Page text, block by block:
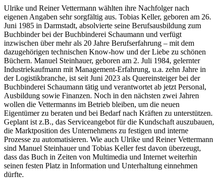
Ulrike und Reiner Vettermann wählten ihre Nachfolger nach
eigenen Angaben sehr sorgfältig aus. Tobias Keller, geboren am 26.
Juni 1985 in Darmstadt, absolvierte seine Berufsausbildung zum
Buchbinder bei der Buchbinderei Schaumann und verfügt
inzwischen über mehr als 20 Jahre Berufserfahrung – mit dem
dazugehörigen technischen Know-how und der Liebe zu schönen
Büchern. Manuel Steinhauer, geboren am 2. Juli 1984, gelernter
Industriekaufmann mit Management-Erfahrung, u.a. zehn Jahre in
der Logistikbranche, ist seit Juni 2023 als Quereinsteiger bei der
Buchbinderei Schaumann tätig und verantwortet ab jetzt Personal,
Ausbildung sowie Finanzen. Noch in den nächsten zwei Jahren
wollen die Vettermanns im Betrieb bleiben, um die neuen
Eigentümer zu beraten und bei Bedarf nach Kräften zu unterstützen.
Geplant ist z.B., das Serviceangebot für die Kundschaft auszubauen,
die Marktposition des Unternehmens zu festigen und interne
Prozesse zu automatisieren. Wie auch Ulrike und Reiner Vettermann
sind Manuel Steinhauer und Tobias Keller fest davon überzeugt,
dass das Buch in Zeiten von Multimedia und Internet weiterhin
seinen festen Platz in Information und Unterhaltung einnehmen
dürfte.